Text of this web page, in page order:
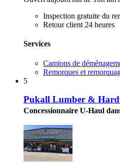
Inspection gratuite du
Retour client 24 heures
Services
Camions de
Remorques et
5
Pukall Lumber &
Concessionnaire U-Haul